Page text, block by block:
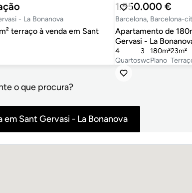
- La Bonanova
terraço à venda em Sant
1.550.000 €
Barcelona, Barcelona-
Apartamento de
Gervasi - La
Quartos
4
wc
3
Plano
180m²23m²
o que procura?
Sant Gervasi - La Bonanova
3